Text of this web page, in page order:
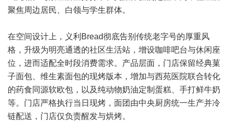
聚焦周边居民、白领与学生群体。
在空间设计上，义利Bread彻底告别传统老字号的厚重风
格，升级为明亮通透的社区生活站，增设咖啡吧台与休闲座
位，进而适配全时段消费需求。产品层面，门店保留经典菓
子面包、维生素面包的现烤版本，增加与西苑医院联合转化
的药食同源软欧包，以及纯动物奶油定制蛋糕、手打鲜牛奶
等。门店严格执行当日现烤，面团由中央厨房统一生产并冷
链配送，门店仅负责醒发与烘烤。